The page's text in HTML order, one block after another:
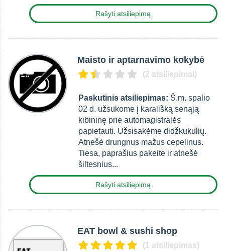
Rašyti atsiliepimą
Maisto ir aptarnavimo kokybė
(2 atsiliepimai)
Paskutinis atsiliepimas: Š.m. spalio
02 d. užsukome į karališką senąją
kibininę prie automagistralės
papietauti. Užsisakėme didžkukulių.
Atnešė drungnus mažus cepelinus.
Tiesa, paprašius pakeitė ir atnešė
šiltesnius...
Rašyti atsiliepimą
EAT bowl & sushi shop
(1 atsiliepimas)